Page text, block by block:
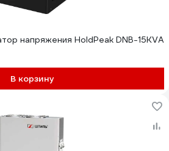
напряжения HoldPeak DNB-15KVA
В корзину